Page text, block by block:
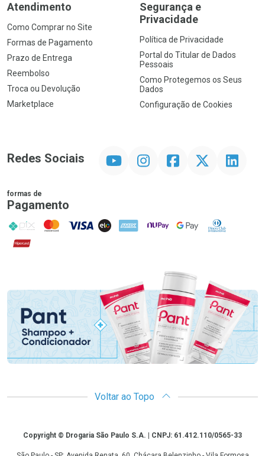
Atendimento
Como Comprar no Site
Formas de Pagamento
Prazo de Entrega
Reembolso
Troca ou Devolução
Marketplace
Segurança e
Privacidade
Política de Privacidade
Portal do Titular de Dados
Pessoais
Como Protegemos os Seus
Dados
Configuração de Cookies
Redes Sociais InstagramFacebookTwitter Linkedin
formas de
Pagamento
PIX MasterCard
VISA ELO AMEX NuPay Google PayDiners Club
Hipercard
Voltar ao Topo
CopyrightCopyright © Drogaria São Paulo S.A. | CNPJ: 61.412.110/0565-33